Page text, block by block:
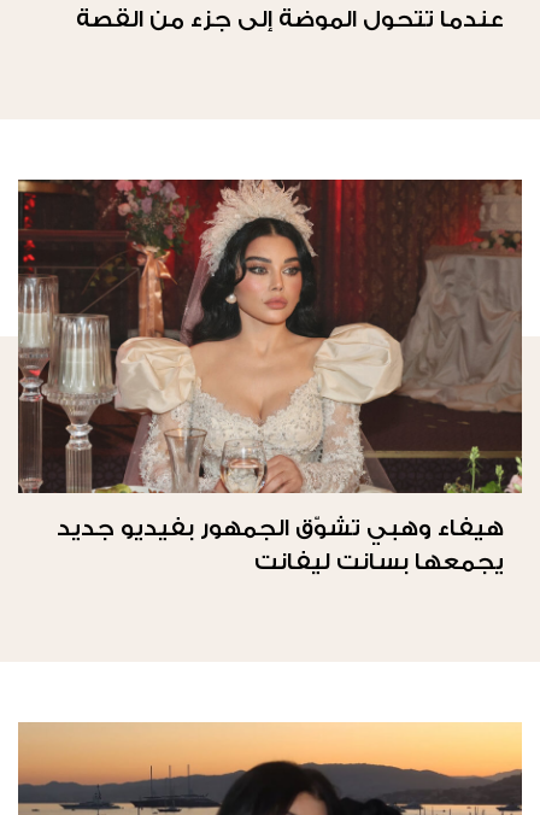
عندما تتحول الموضة إلى جزء من القصة
هيفاء وهبي تشوّق الجمهور بفيديو جديد
يجمعها بسانت ليفانت